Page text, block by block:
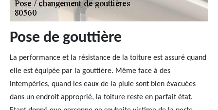
Pose de gouttière
La performance et la résistance de la toiture est assuré quand
elle est équipée par la gouttière. Même face à des
intempéries, quand les eaux de la pluie sont bien évacuées
dans un endroit approprié, la toiture reste en parfait état.